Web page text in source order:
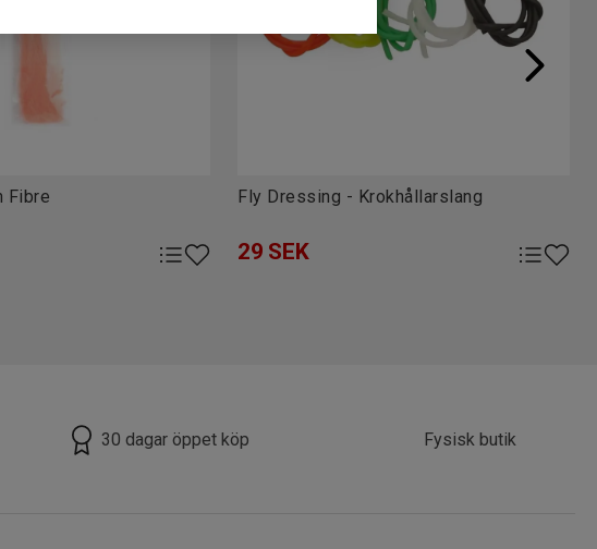
Fibre Fly Dressing - Krokhållarslang
29 SEK
30 dagar öppet köp Fysisk butik